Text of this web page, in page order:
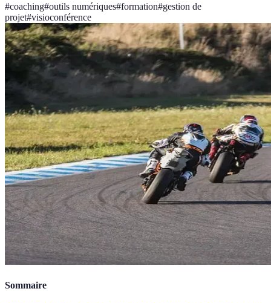
#coaching#outils numériques#formation#gestion de
projet#visioconférence
Sommaire